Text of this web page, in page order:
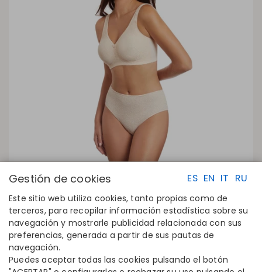
ES EN IT RU
Gestión de cookies
Este sitio web utiliza cookies, tanto propias como de
terceros, para recopilar información estadística sobre su
navegación y mostrarle publicidad relacionada con sus
preferencias, generada a partir de sus pautas de
navegación.
Puedes aceptar todas las cookies pulsando el botón
ENLACES RAPIDOS
Calcula tu talla
Encuentra tu tienda
Únete al directorio
CONTACTO
Disintex 2021 SL
disintex@disintex.es